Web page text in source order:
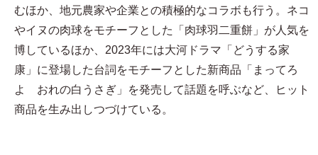
むほか、地元農家や企業との積極的なコラボも行う。ネコ
やイヌの肉球をモチーフとした「肉球羽二重餅」が人気を
博しているほか、2023年には大河ドラマ「どうする家
康」に登場した台詞をモチーフとした新商品「まってろ
よ おれの白うさぎ」を発売して話題を呼ぶなど、ヒット
商品を生み出しつづけている。